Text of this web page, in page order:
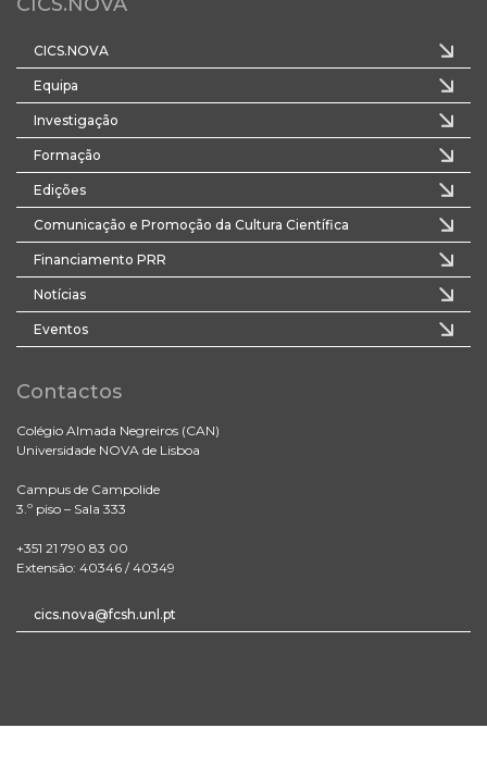
CICS.NOVA
Equipa
Investigação
Formação
Edições
Comunicação e Promoção da Cultura Científica
Financiamento PRR
Notícias
Eventos
Contactos
Colégio Almada Negreiros (CAN)
Universidade NOVA de Lisboa
Campus de Campolide
3.º piso – Sala 333
+351 21 790 83 00
Extensão: 40346 / 40349
cics.nova@fcsh.unl.pt